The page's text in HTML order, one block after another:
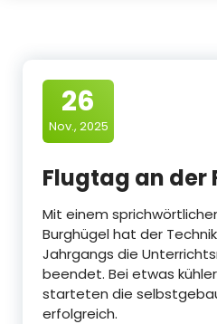
26
Nov., 2025
Flugtag an der
Mit einem
Burghügel hat der
Jahrgangs die
beendet. Bei etwas
starteten die
erfolgreich.